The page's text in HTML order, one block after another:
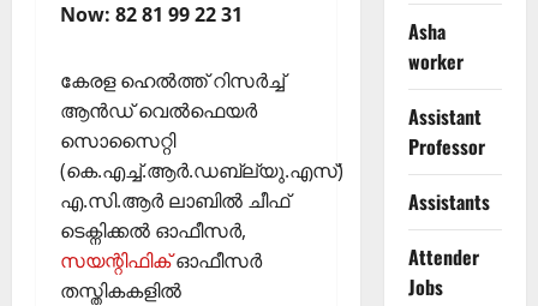
Now: 82 81 99 22 31
കേരള ഹെൽത്ത് റിസർച്ച്
ആൻഡ് വെൽഫെയർ
സൊസൈറ്റി
(കെ.എച്ച്.ആർ.ഡബ്ല്യു.എസ്)
എ.സി.ആർ ലാബിൽ ചീഫ്
ടെക്നിക്കൽ ഓഫീസർ,
സയന്റിഫിക്ഓഫീസർ
തസ്തികകളിൽ
Asha
worker
Assistant
Professor
Assistants
Attender
Jobs